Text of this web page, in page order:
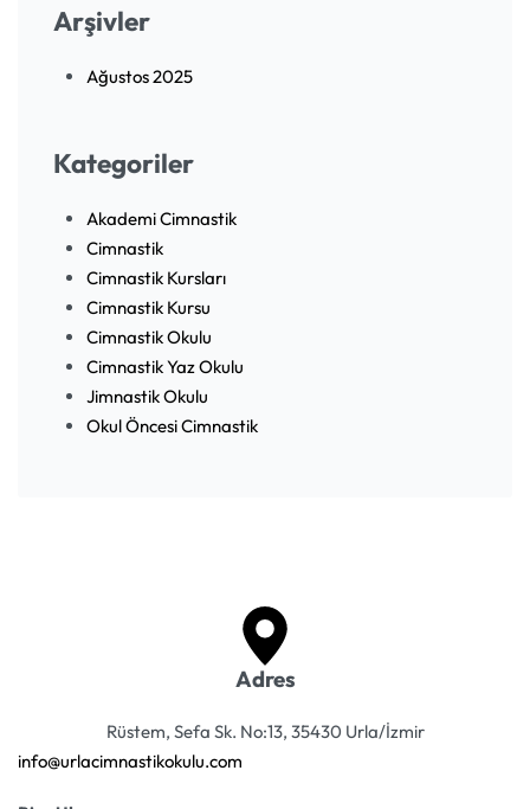
Arşivler
Ağustos 2025
Kategoriler
Akademi Cimnastik
Cimnastik
Cimnastik Kursları
Cimnastik Kursu
Cimnastik Okulu
Cimnastik Yaz Okulu
Jimnastik Okulu
Okul Öncesi Cimnastik
Adres
Rüstem, Sefa Sk. No:13, 35430 Urla/İzmir
info@urlacimnastikokulu.com